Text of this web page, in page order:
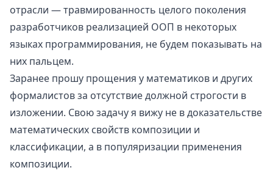
отрасли — травмированность целого поколения
разработчиков реализацией ООП в некоторых
языках программирования, не будем показывать на
них пальцем.
Заранее прошу прощения у математиков и других
формалистов за отсутствие должной строгости в
изложении. Свою задачу я вижу не в доказательстве
математических свойств композиции и
классификации, а в популяризации применения
композиции.